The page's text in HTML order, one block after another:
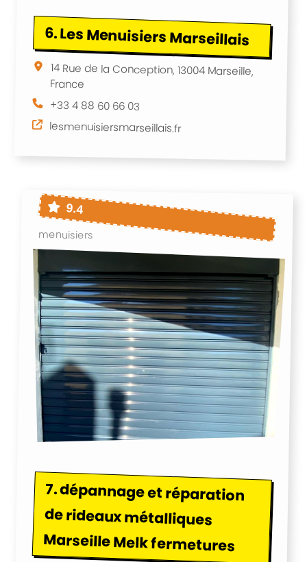
6.Les Menuisiers Marseillais
14 Rue de la Conception, 13004 Marseille,
France
+33 4 88 60 66 03
lesmenuisiersmarseillais.fr
9.4
menuisiers
7.dépannage et réparation
de rideaux métalliques
Marseille Melk fermetures